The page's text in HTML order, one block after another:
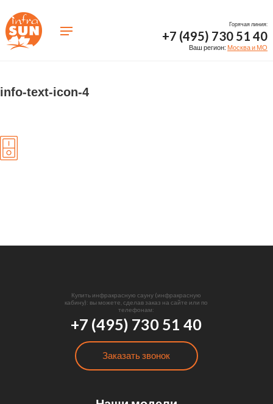
Горячая линия:
+7 (495) 730 51 40
Ваш регион: Москва и МО
info-text-icon-4
Купить инфракрасную сауну (инфракрасную
кабину): вы можете, сделав заказ на сайте или по
телефонам:
+7 (495) 730 51 40
Заказать звонок